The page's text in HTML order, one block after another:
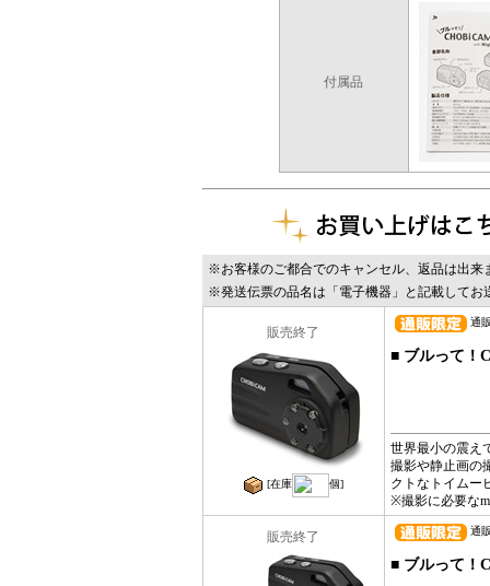
付属品
※お客様のご都合でのキャンセル、返品は出来
※発送伝票の品名は「電子機器」と記載してお
販売終了
[在庫 個]
通
■ ブルって！
世界最小の震え
撮影や静止画の
クトなトイムー
※撮影に必要な
販売終了 通
■ ブルって！